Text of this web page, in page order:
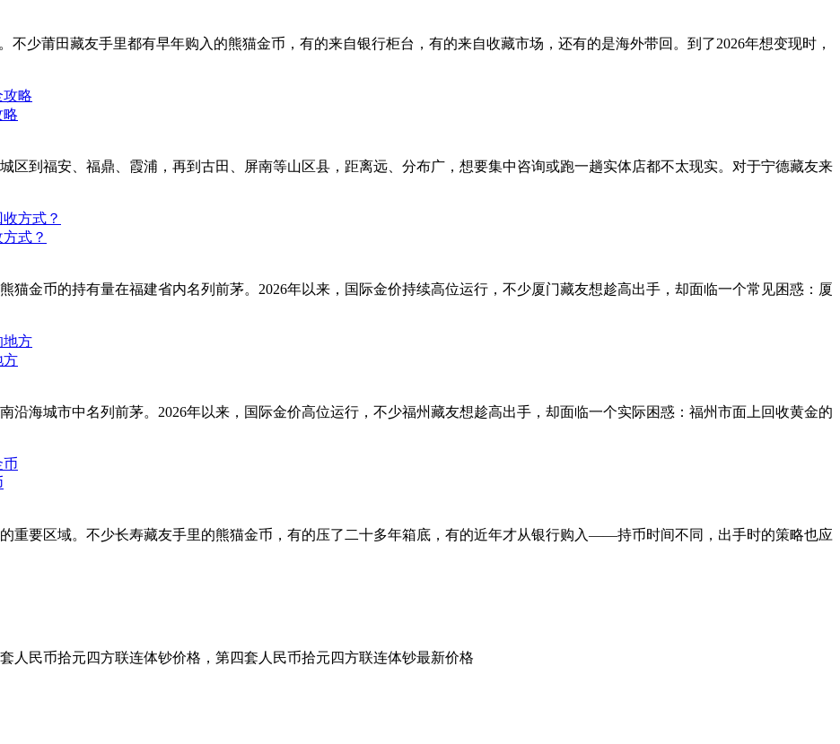
不少莆田藏友手里都有早年购入的熊猫金币，有的来自银行柜台，有的来自收藏市场，还有的是海外带回。到了2026年想变现时，
略
到福安、福鼎、霞浦，再到古田、屏南等山区县，距离远、分布广，想要集中咨询或跑一趟实体店都不太现实。对于宁德藏友来
式？
猫金币的持有量在福建省内名列前茅。2026年以来，国际金价持续高位运行，不少厦门藏友想趁高出手，却面临一个常见困惑：厦
方
沿海城市中名列前茅。2026年以来，国际金价高位运行，不少福州藏友想趁高出手，却面临一个实际困惑：福州市面上回收黄金的
重要区域。不少长寿藏友手里的熊猫金币，有的压了二十多年箱底，有的近年才从银行购入——持币时间不同，出手时的策略也应
人民币拾元四方联连体钞价格，第四套人民币拾元四方联连体钞最新价格